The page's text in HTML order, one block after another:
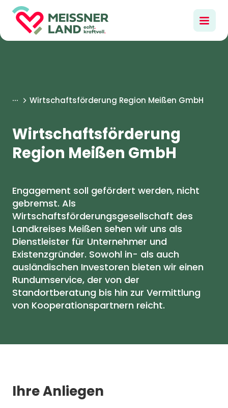
... Wirtschaftsförderung Region Meißen GmbH
Wirtschaftsförderung
Region Meißen GmbH
Engagement soll gefördert werden, nicht
gebremst. Als
Wirtschaftsförderungsgesellschaft des
Landkreises Meißen sehen wir uns als
Dienstleister für Unternehmer und
Existenzgründer. Sowohl in- als auch
ausländischen Investoren bieten wir einen
Rundumservice, der von der
Standortberatung bis hin zur Vermittlung
von Kooperationspartnern reicht.
Ihre Anliegen